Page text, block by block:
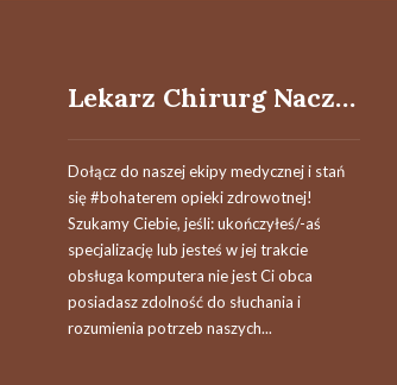
Lekarz Chirurg Naczyniowy / Lekarka Chirurżka Naczyniowa
Dołącz do naszej ekipy medycznej i stań
się #bohaterem opieki zdrowotnej!
Szukamy Ciebie, jeśli​: ukończyłeś/-aś
specjalizację lub jesteś w jej trakcie
obsługa komputera nie jest Ci obca
posiadasz zdolność do słuchania i
rozumienia potrzeb naszych...